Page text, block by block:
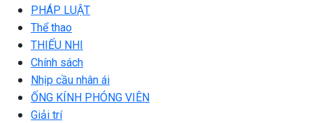
PHÁP LUẬT
Thể thao
THIẾU NHI
Chính sách
Nhịp cầu nhân ái
ỐNG KÍNH PHÓNG VIÊN
Giải trí